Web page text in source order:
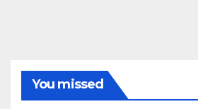
You missed